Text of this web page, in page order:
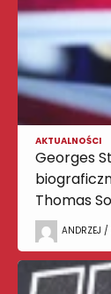
AKTUALNOŚCI
Georges
Thomas
ANDRZEJ